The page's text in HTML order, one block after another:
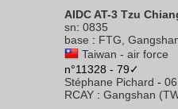
AIDC AT-3 Tzu
sn: 0835
base : FTG,
Taiwan - air force
n°11328 - 79✓
Stéphane Pichard -
RCAY : Gangshan